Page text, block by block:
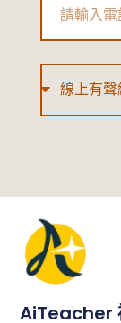
AiTeacher